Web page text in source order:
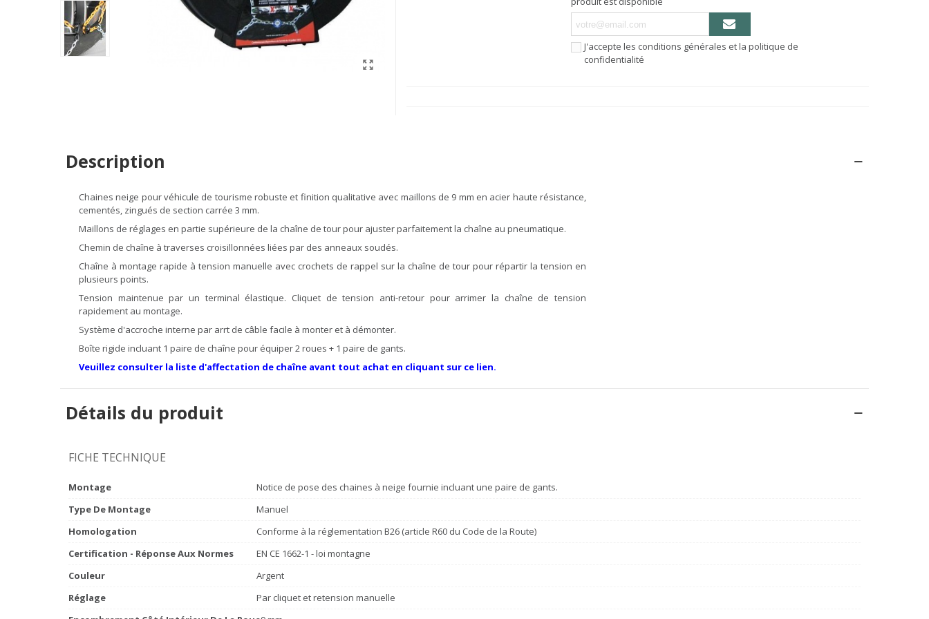
J'accepte les conditions générales et la politique de
confidentialité
Description
Chaines neige pour véhicule de tourisme robuste et finition qualitative avec maillons de 9 mm en acier haute résistance,
cementés, zingués de section carrée 3 mm.
Maillons de réglages en partie supérieure de la chaîne de tour pour ajuster parfaitement la chaîne au pneumatique.
Chemin de chaîne à traverses croisillonnées liées par des anneaux soudés.
Chaîne à montage rapide à tension manuelle avec crochets de rappel sur la chaîne de tour pour répartir la tension en
plusieurs points.
Tension maintenue par un terminal élastique. Cliquet de tension anti-retour pour arrimer la chaîne de tension
rapidement au montage.
Système d'accroche interne par arrt de câble facile à monter et à démonter.
Boîte rigide incluant 1 paire de chaîne pour équiper 2 roues + 1 paire de gants.
Veuillez consulter la liste d'affectation de chaîne avant tout achat en cliquant sur ce lien.
Détails du produit
FICHE TECHNIQUE
Montage
Notice de pose des chaines à neige fournie incluant une paire de gants.
Type De Montage
Manuel
Homologation
Conforme à la réglementation B26 (article R60 du Code de la Route)
Certification - Réponse Aux Normes
EN CE 1662-1 - loi montagne
Couleur
Argent
Réglage
Par cliquet et retension manuelle